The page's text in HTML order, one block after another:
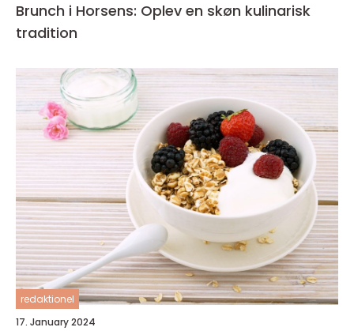
Brunch i Horsens: Oplev en skøn kulinarisk
tradition
redaktionel
17. January 2024